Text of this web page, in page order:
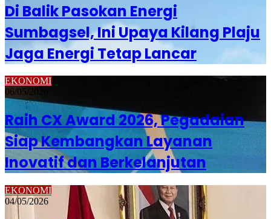
Di Balik Pasokan Energi
Sumbagsel, Ini Upaya Kilang Plaju
Jaga Energi Tetap Lancar
EKONOMI
06/05/2026
Raih CX Award 2026, Pegadaian
Siap Kembangkan Layanan
Inovatif dan Berkelanjutan
EKONOMI
04/05/2026